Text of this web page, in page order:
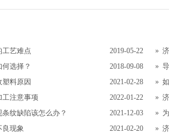
2019-05-22
工艺难点 »
2018-09-08
选择？ »
2021-02-28
料原因 »
2022-01-22
工注意事项 »
2021-12-03
纹缺陷该怎么办？ »
2021-02-20
良现象 »